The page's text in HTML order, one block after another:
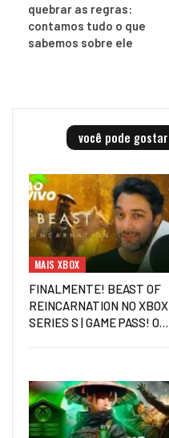
quebrar as regras:
contamos tudo o que
sabemos sobre ele
você pode
MAIS XBOX
FINALMENTE! BEAST OF
REINCARNATION NO XBOX
SERIES S | GAME PASS! O…